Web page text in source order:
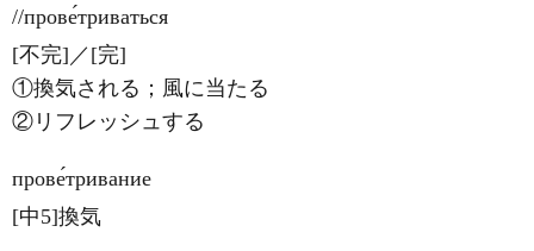
//прове́триваться
[不完]／[完]
①換気される；風に当たる
②リフレッシュする
прове́тривание
[中5]換気